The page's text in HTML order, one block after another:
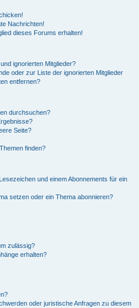
Nachrichten!
dieses Forums erhalten!
ignorierten Mitglieder?
oder zur Liste der ignorierten Mitglieder
entfernen?
durchsuchen?
Seite?
finden?
und einem Abonnements für ein
setzen oder ein Thema abonnieren?
zulässig?
erhalten?
oder juristische Anfragen zu diesem